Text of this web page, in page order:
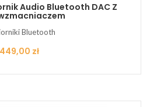
Audio Bluetooth DAC Z
Bluetooth
Cena
449,00 zł